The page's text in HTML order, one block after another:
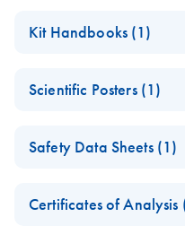
Kit Handbooks (1)
Plant Handbook
from plant tissue
Scientific Posters (1)
96 DNA Plant Kits -
isolation of DNA
from plant tissue
Safety Data Sheets (1)
Certificates of Analysis